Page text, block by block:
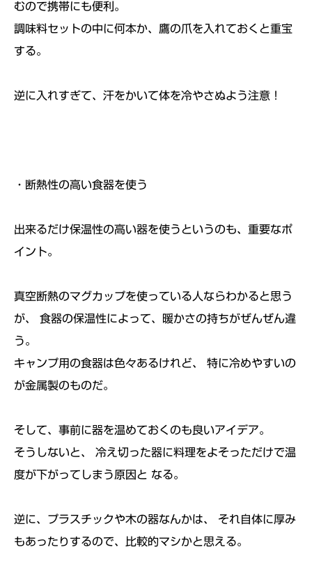
むので携帯にも便利。
調味料セットの中に何本か、鷹の爪を入れておくと重宝
する。
逆に入れすぎて、汗をかいて体を冷やさぬよう注意！
・断熱性の高い食器を使う
出来るだけ保温性の高い器を使うというのも、重要なポ
イント。
真空断熱のマグカップを使っている人ならわかると思う
が、 食器の保温性によって、暖かさの持ちがぜんぜん違
う。
キャンプ用の食器は色々あるけれど、 特に冷めやすいの
が金属製のものだ。
そして、事前に器を温めておくのも良いアイデア。
そうしないと、 冷え切った器に料理をよそっただけで温
度が下がってしまう原因と なる。
逆に、プラスチックや木の器なんかは、 それ自体に厚み
もあったりするので、比較的マシかと思える。